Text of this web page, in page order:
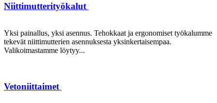
Niittimutterityökalut
Yksi painallus, yksi asennus. Tehokkaat ja ergonomiset työkalumme
tekevät niittimutterien asennuksesta yksinkertaisempaa.
Valikoimastamme löytyy...
Vetoniittaimet